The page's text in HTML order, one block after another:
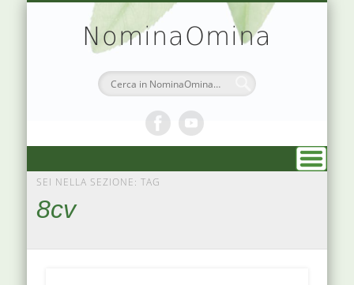
NominaOmina
HOME
CHI SONO
MEDICINA CINESE
SIMBOLOGIA
ATLANTE PUNTI
TEORIA & APPUNTI
DR. AGO
PRENOTAZIONI
SEI NELLA SEZIONE: TAG
8cv